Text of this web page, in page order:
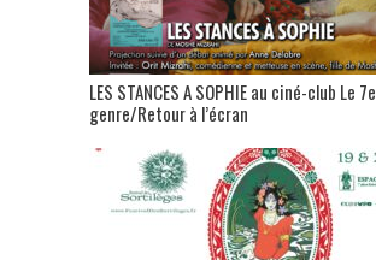
LES STANCES A SOPHIE au ciné-club Le 7e
genre/Retour à l’écran